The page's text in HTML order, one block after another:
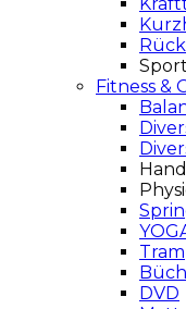
Fitness &
DVD